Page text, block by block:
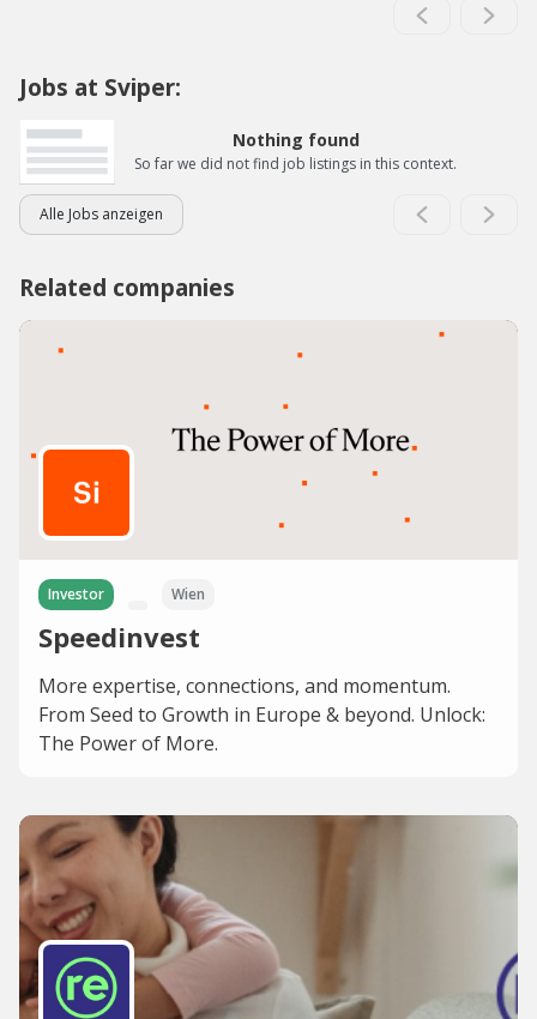
Jobs at Sviper:
Nothing found
So far we did not find job listings in this context.
Alle Jobs anzeigen
Related companies
Investor Wien
Speedinvest
More expertise, connections, and momentum.
From Seed to Growth in Europe & beyond. Unlock:
The Power of More.